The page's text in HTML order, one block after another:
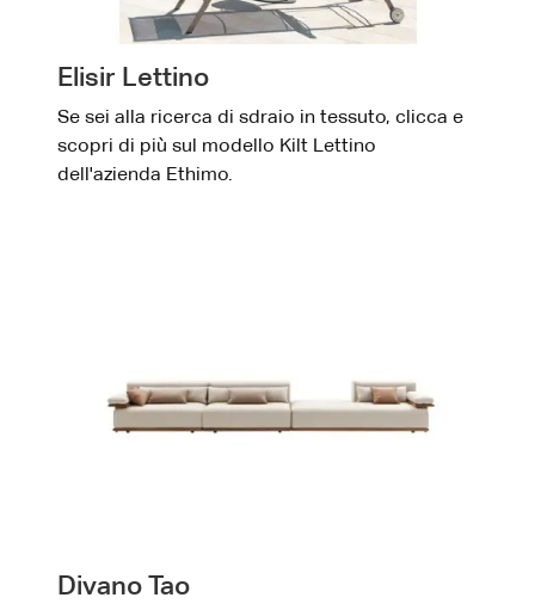
Elisir Lettino
Se sei alla ricerca di sdraio in tessuto, clicca e
scopri di più sul modello Kilt Lettino
dell'azienda Ethimo.
Divano Tao